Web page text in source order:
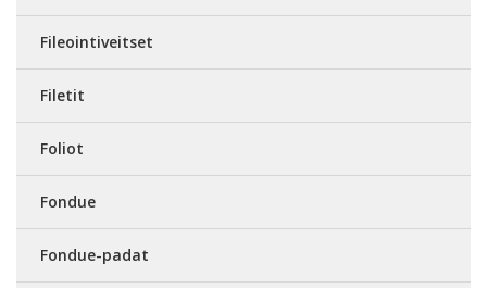
Fileointiveitset
Filetit
Foliot
Fondue
Fondue-padat